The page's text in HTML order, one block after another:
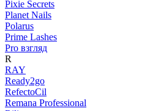
Pixie Secrets
Planet Nails
Polarus
Prime Lashes
Pro взгляд
R
RAY
Ready2go
RefectoCil
Remana Professional